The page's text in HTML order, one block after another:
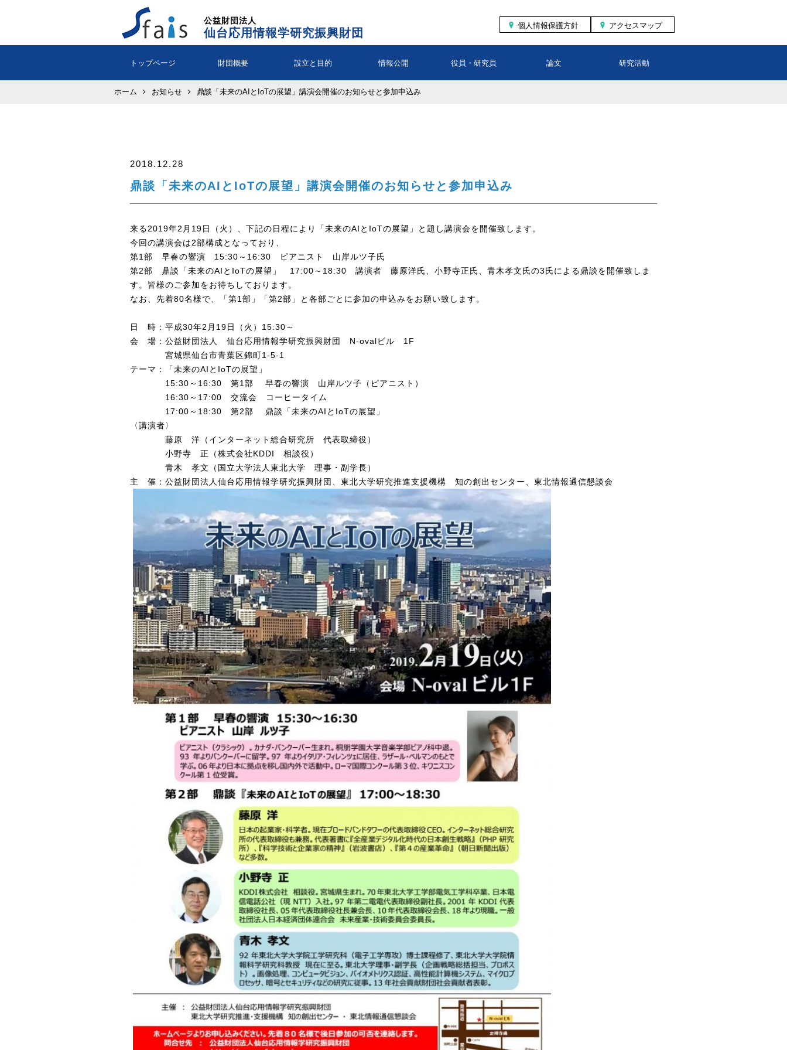
公益財団法人
仙台応用情報学研究振興財団
アクセスマップ
個人情報保護方針
トップページ 財団概要 設立と目的 情報公開 役員・研究員 論文 研究活動
ホーム お知らせ 鼎談「未来のAIとIoTの展望」講演会開催のお知らせと参加申込み
2018.12.28
鼎談「未来のAIとIoTの展望」講演会開催のお知らせと参加申込み
来る2019年2月19日（火）、下記の日程により「未来のAIとIoTの展望」と題し講演会を開催致します。
今回の講演会は2部構成となっており、
第1部 早春の響演 15:30～16:30 ピアニスト 山岸ルツ子氏
第2部 鼎談「未来のAIとIoTの展望」 17:00～18:30 講演者 藤原洋氏、小野寺正氏、青木孝文氏の3氏による鼎談を開催致しま
す。皆様のご参加をお待ちしております。
なお、先着80名様で、「第1部」「第2部」と各部ごとに参加の申込みをお願い致します。
日 時：平成30年2月19日（火）15:30～
会 場：公益財団法人 仙台応用情報学研究振興財団 N-ovalビル 1F
宮城県仙台市青葉区錦町1-5-1
テーマ：「未来のAIとIoTの展望」
15:30～16:30 第1部 早春の響演 山岸ルツ子（ピアニスト）
16:30～17:00 交流会 コーヒータイム
17:00～18:30 第2部 鼎談「未来のAIとIoTの展望」
〈講演者〉
藤原 洋（インターネット総合研究所 代表取締役）
小野寺 正（株式会社KDDI 相談役）
青木 孝文（国立大学法人東北大学 理事・副学長）
主 催：公益財団法人仙台応用情報学研究振興財団、東北大学研究推進支援機構 知の創出センター、東北情報通信懇談会